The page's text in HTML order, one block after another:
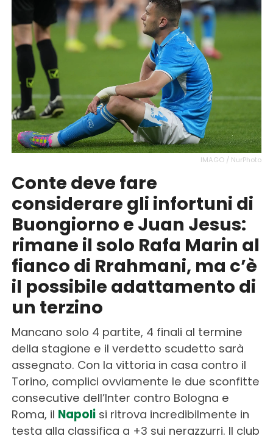
IMAGO / NurPhoto
Conte deve fare
considerare gli infortuni di
Buongiorno e Juan Jesus:
rimane il solo Rafa Marin al
fianco di Rrahmani, ma c’è
il possibile adattamento di
un terzino
Mancano solo 4 partite, 4 finali al termine
della stagione e il verdetto scudetto sarà
assegnato. Con la vittoria in casa contro il
Torino, complici ovviamente le due sconfitte
consecutive dell’Inter contro Bologna e
Roma, il Napoli si ritrova incredibilmente in
testa alla classifica a +3 sui nerazzurri. Il club